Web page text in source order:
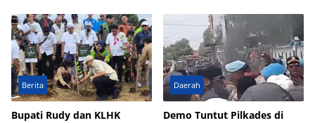
Berita
Bupati Rudy dan KLHK
Daerah
Demo Tuntut Pilkades di